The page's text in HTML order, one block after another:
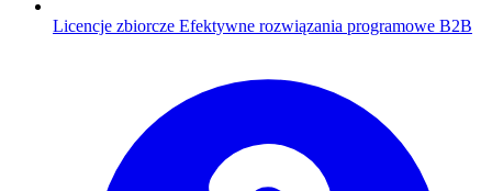
Licencje zbiorcze Efektywne rozwiązania programowe B2B